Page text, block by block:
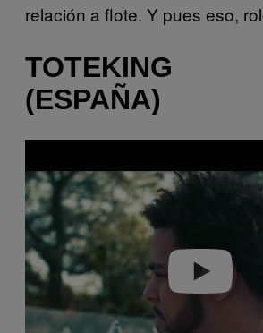
relación a flote. Y pues eso,
TOTEKING
(ESPAÑA)
a
y
v
i
o